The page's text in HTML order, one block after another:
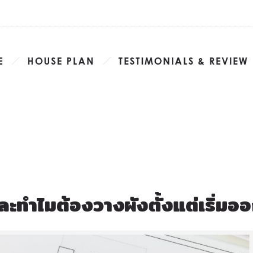
HOUSE PLAN TESTIMONIALS & REVIEW
ะทำไมต้องวางผังตั้งแต่เริ่มอ